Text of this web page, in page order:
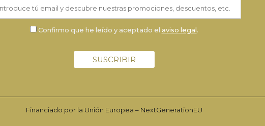
Confirmo que he leído y aceptado el aviso legal.
Financiado por la Unión Europea – NextGenerationEU